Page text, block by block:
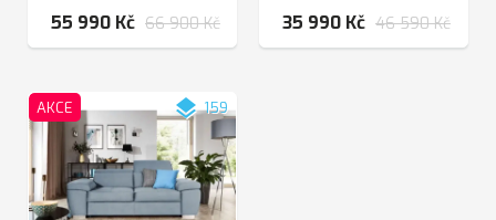
55 990 Kč 66 900 Kč 35 990 Kč 46 590 Kč
AKCE layers159